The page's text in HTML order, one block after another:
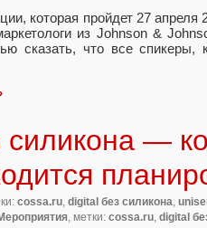
которая пройдет 27 апреля
из Johnson &
сказать, что все
силикона —
cossa.ru, digital без силикона,
, метки: cossa.ru, digital